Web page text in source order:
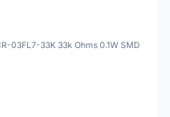
03FL7-33K 33k Ohms 0.1W SMD